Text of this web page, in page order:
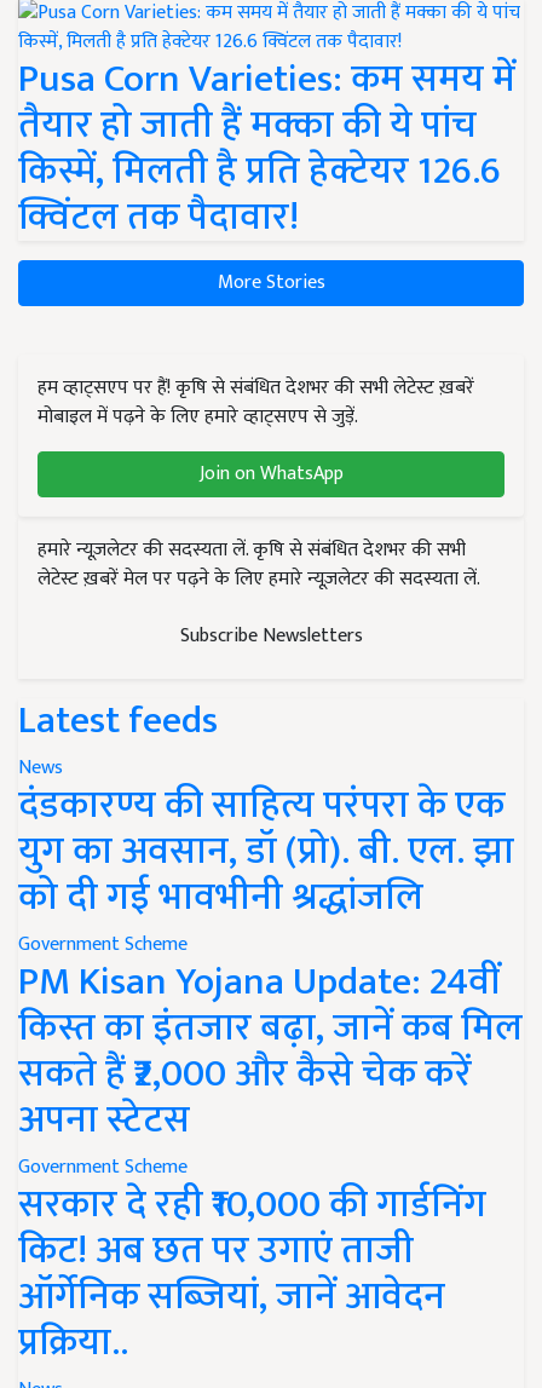
Pusa Corn Varieties: कम समय में
तैयार हो जाती हैं मक्का की ये पांच
किस्में, मिलती है प्रति हेक्टेयर 126.6
क्विंटल तक पैदावार!
More Stories
हम व्हाट्सएप पर हैं! कृषि से संबंधित देशभर की सभी लेटेस्ट ख़बरें
मोबाइल में पढ़ने के लिए हमारे व्हाट्सएप से जुड़ें.
Join on WhatsApp
हमारे न्यूज़लेटर की सदस्यता लें. कृषि से संबंधित देशभर की सभी
लेटेस्ट ख़बरें मेल पर पढ़ने के लिए हमारे न्यूज़लेटर की सदस्यता लें.
Subscribe Newsletters
Latest feeds
News
दंडकारण्य की साहित्य परंपरा के एक
युग का अवसान, डॉ (प्रो). बी. एल. झा
को दी गई भावभीनी श्रद्धांजलि
Government Scheme
PM Kisan Yojana Update: 24वीं
किस्त का इंतजार बढ़ा, जानें कब मिल
सकते हैं ₹2,000 और कैसे चेक करें
अपना स्टेटस
Government Scheme
सरकार दे रही ₹10,000 की गार्डनिंग
किट! अब छत पर उगाएं ताजी
ऑर्गेनिक सब्जियां, जानें आवेदन
प्रक्रिया..